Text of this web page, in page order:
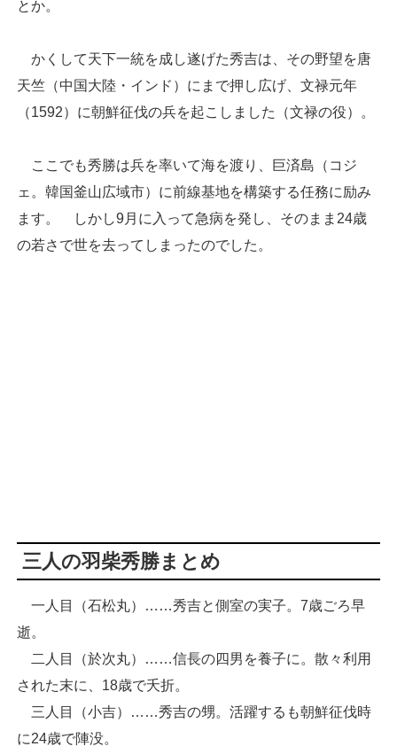
とか。
かくして天下一統を成し遂げた秀吉は、その野望を唐
天竺（中国大陸・インド）にまで押し広げ、文禄元年
（1592）に朝鮮征伐の兵を起こしました（文禄の役）。
ここでも秀勝は兵を率いて海を渡り、巨済島（コジ
ェ。韓国釜山広域市）に前線基地を構築する任務に励み
ます。 しかし9月に入って急病を発し、そのまま24歳
の若さで世を去ってしまったのでした。
三人の羽柴秀勝まとめ
一人目（石松丸）……秀吉と側室の実子。7歳ごろ早
逝。
二人目（於次丸）……信長の四男を養子に。散々利用
された末に、18歳で夭折。
三人目（小吉）……秀吉の甥。活躍するも朝鮮征伐時
に24歳で陣没。